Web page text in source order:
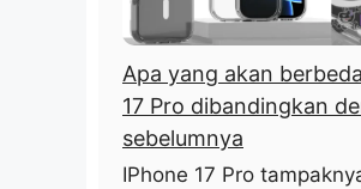
Apa yang akan
17 Pro dibandingkan
sebelumnya
IPhone 17 Pro